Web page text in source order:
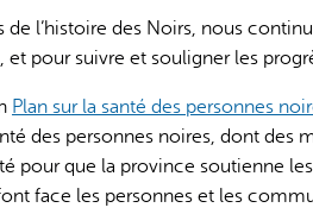
external)
l’histoire des Noirs, nous
et pour suivre et souligner les
Plan sur la santé des personnes
des personnes noires, dont des
pour que la province soutienne
face les personnes et les